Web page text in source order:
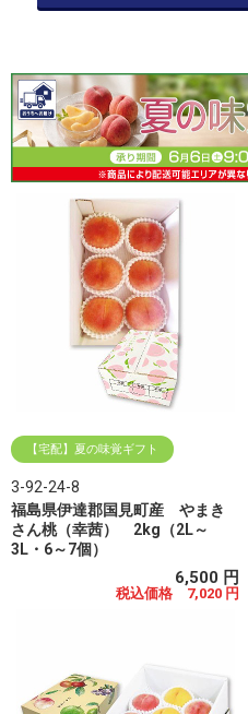
【宅配】夏の味覚ギフト
3-92-24-8
福島県伊達郡国見町産 やまき
さん桃（幸茜） 2kg（2L～
3L・6～7個）
6,500 円
税込価格 7,020 円